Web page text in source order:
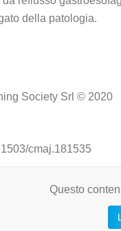
della patologia.
Society Srl © 2020
cmaj.181535
Questo